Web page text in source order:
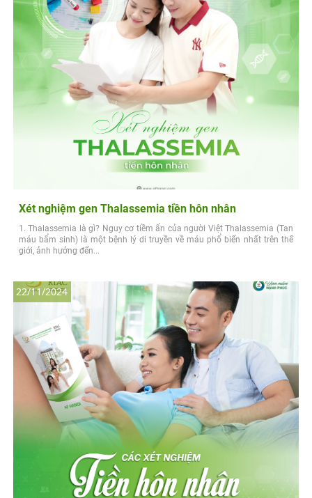
Xét nghiệm gen Thalassemia tiền hôn nhân
1. Thalassemia là gì? Nguy cơ tiềm ẩn của người Việt Thalassemia (Tan
máu bẩm sinh) là một bệnh lý di truyền về máu phổ biến nhất trên thế
giới, ảnh hưởng đến...
22/11/2024